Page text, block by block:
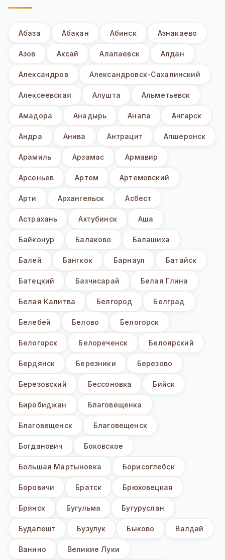
Абаза Абакан Абинск Азнакаево
Азов Аксай Алапаевск Алдан
Александров Александровск-Сахалинский
Алексеевская Алушта Альметьевск
Амадора Анадырь Анапа Ангарск
Андра Анива Антрацит Апшеронск
Арамиль Арзамас Армавир
Арсеньев Артем Артемовский
Арти Архангельск Асбест
Астрахань Ахтубинск Аша
Байконур Балаково Балашиха
Балей Бангкок Барнаул Батайск
Батецкий Бахчисарай Белая Глина
Белая Калитва Белгород Белград
Белебей Белово Белогорск
Белогорск Белореченск Белоярский
Бердянск Березники Березово
Березовский Бессоновка Бийск
Биробиджан Благовещенка
Благовещенск Благовещенск
Богданович Боковское
Большая Мартыновка Борисоглебск
Боровичи Братск Брюховецкая
Брянск Бугульма Бугуруслан
Будапешт Бузулук Быково Валдай
Ванино Великие Луки